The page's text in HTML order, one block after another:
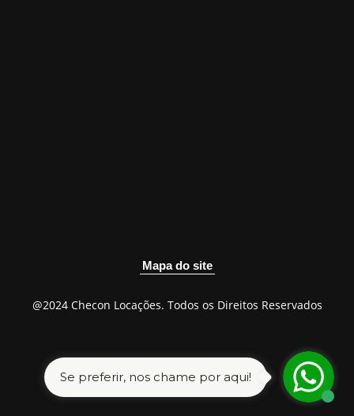
Mapa do site
@2024 Checon Locações. Todos os Direitos Reservados
Se preferir, nos chame por aqui!